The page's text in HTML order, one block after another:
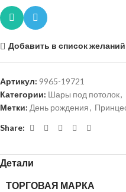
Добавить в список желаний
Артикул: 9965-19721
Категории: Шары под потолок,
Метки: День рождения,
Share:
Детали
ТОРГОВАЯ МАРКА